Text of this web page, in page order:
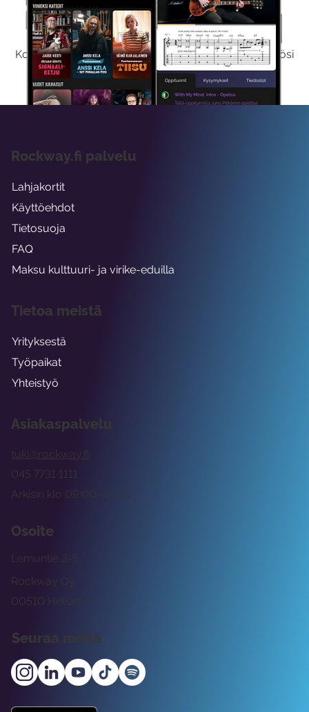
Kokeile Ilmaiseksi
Kokeilemalla ilmaiseksi saat koko sisältömme käyttöösi
viikon ajaksi.
Asiakaspalvelu
tuki@rockway.fi
Arkisin klo 09:00 -15:00
045 7731 1111
Osoite
Rockway Oy
Lemuntie 3-5
00510 Helsinki
Seuraa meitä
Rockway.fi palvelu
Lahjakortit
Käyttöehdot
Tietosuoja
FAQ
Maksu kulttuuri- ja virike-eduilla
Tietoa meistä
Yrityksestä
Työpaikat
Yhteistyö